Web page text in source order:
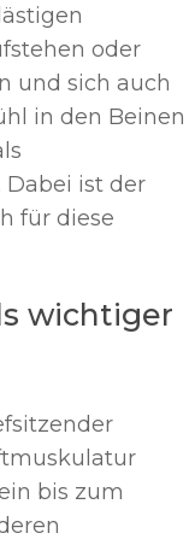
oder
und sich auch
in den Beinen
Dabei ist der
für diese
wichtiger
bis zum